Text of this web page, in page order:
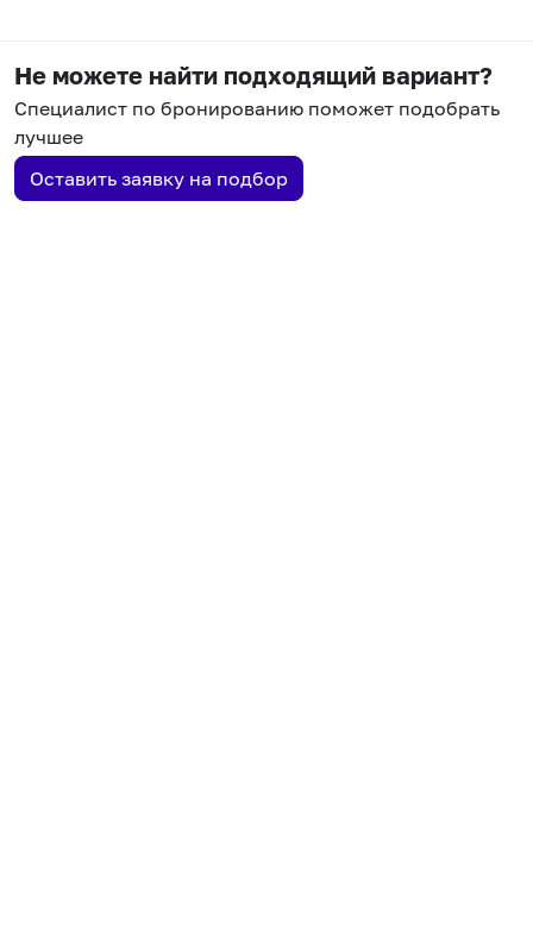
Не можете найти подходящий вариант?
Специалист по бронированию поможет подобрать
лучшее
Оставить заявку на подбор